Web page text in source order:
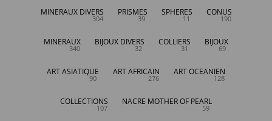
MINERAUX DIVERS
304
PRISMES
39
SPHERES
11
CONUS
190
MINERAUX
340
BIJOUX DIVERS
32
COLLIERS
31
BIJOUX
69
ART ASIATIQUE
90
ART AFRICAIN
276
ART OCEANIEN
128
COLLECTIONS
107
NACRE MOTHER OF PEARL
59